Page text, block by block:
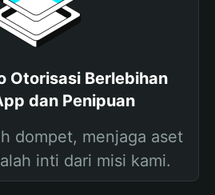
Otorisasi Berlebihan
dan Penipuan
dompet, menjaga aset
inti dari misi kami.